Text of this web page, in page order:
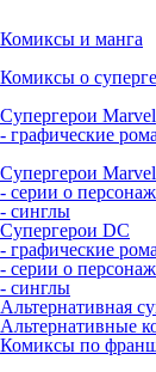
Комиксы и манга
Комиксы о
Супергерои Marvel
- графические
Супергерои
- серии о
- синглы
Супергерои DC
- графические
- серии о
- синглы
Альтернативная
Альтернативные
Комиксы по